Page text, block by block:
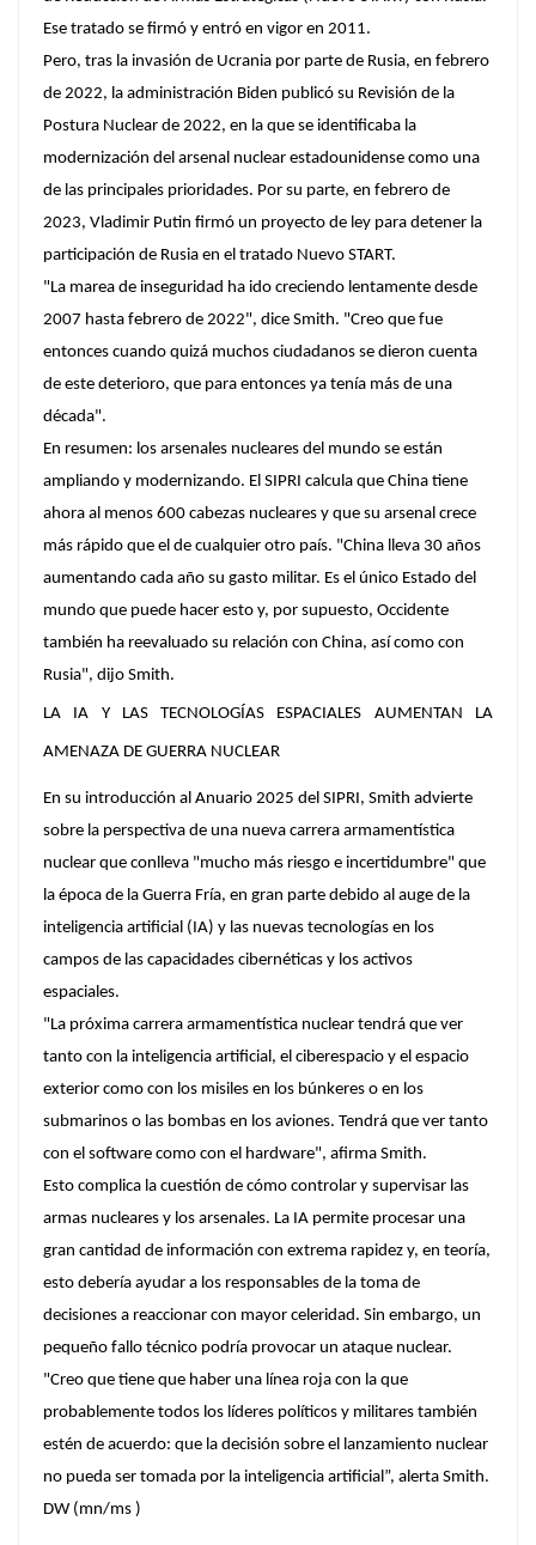
Ese tratado se firmó y entró en vigor en 2011.
Pero, tras la invasión de Ucrania por parte de Rusia, en febrero
de 2022, la administración Biden publicó su Revisión de la
Postura Nuclear de 2022, en la que se identificaba la
modernización del arsenal nuclear estadounidense como una
de las principales prioridades. Por su parte, en febrero de
2023, Vladimir Putin firmó un proyecto de ley para detener la
participación de Rusia en el tratado Nuevo START.
"La marea de inseguridad ha ido creciendo lentamente desde
2007 hasta febrero de 2022", dice Smith. "Creo que fue
entonces cuando quizá muchos ciudadanos se dieron cuenta
de este deterioro, que para entonces ya tenía más de una
década".
En resumen: los arsenales nucleares del mundo se están
ampliando y modernizando. El SIPRI calcula que China tiene
ahora al menos 600 cabezas nucleares y que su arsenal crece
más rápido que el de cualquier otro país. "China lleva 30 años
aumentando cada año su gasto militar. Es el único Estado del
mundo que puede hacer esto y, por supuesto, Occidente
también ha reevaluado su relación con China, así como con
Rusia", dijo Smith.
LA IA Y LAS TECNOLOGÍAS ESPACIALES AUMENTAN LA
AMENAZA DE GUERRA NUCLEAR
En su introducción al Anuario 2025 del SIPRI, Smith advierte
sobre la perspectiva de una nueva carrera armamentística
nuclear que conlleva "mucho más riesgo e incertidumbre" que
la época de la Guerra Fría, en gran parte debido al auge de la
inteligencia artificial (IA) y las nuevas tecnologías en los
campos de las capacidades cibernéticas y los activos
espaciales.
"La próxima carrera armamentística nuclear tendrá que ver
tanto con la inteligencia artificial, el ciberespacio y el espacio
exterior como con los misiles en los búnkeres o en los
submarinos o las bombas en los aviones. Tendrá que ver tanto
con el software como con el hardware", afirma Smith.
Esto complica la cuestión de cómo controlar y supervisar las
armas nucleares y los arsenales. La IA permite procesar una
gran cantidad de información con extrema rapidez y, en teoría,
esto debería ayudar a los responsables de la toma de
decisiones a reaccionar con mayor celeridad. Sin embargo, un
pequeño fallo técnico podría provocar un ataque nuclear.
"Creo que tiene que haber una línea roja con la que
probablemente todos los líderes políticos y militares también
estén de acuerdo: que la decisión sobre el lanzamiento nuclear
no pueda ser tomada por la inteligencia artificial”, alerta Smith.
DW (mn/ms )